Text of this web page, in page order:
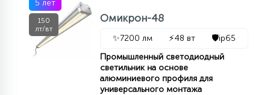
5 лет
150
лт/вт
Омикрон-48
✨7200 лм ⚡48 вт 🛡️ip65
Промышленный светодиодный
светильник на основе
алюминиевого профиля для
универсального монтажа